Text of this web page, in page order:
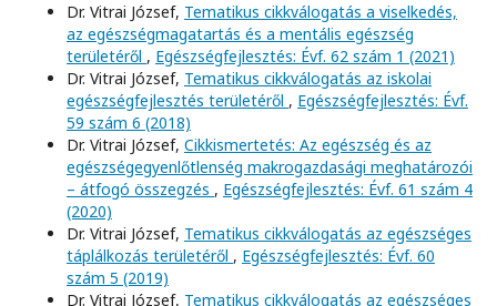
Dr. Vitrai József, Tematikus cikkválogatás a viselkedés,
az egészségmagatartás és a mentális egészség
területéről , Egészségfejlesztés: Évf. 62 szám 1 (2021)
Dr. Vitrai József, Tematikus cikkválogatás az iskolai
egészségfejlesztés területéről , Egészségfejlesztés: Évf.
59 szám 6 (2018)
Dr. Vitrai József, Cikkismertetés: Az egészség és az
egészségegyenlőtlenség makrogazdasági meghatározói
– átfogó összegzés , Egészségfejlesztés: Évf. 61 szám 4
(2020)
Dr. Vitrai József, Tematikus cikkválogatás az egészséges
táplálkozás területéről , Egészségfejlesztés: Évf. 60
szám 5 (2019)
Dr. Vitrai József, Tematikus cikkválogatás az egészséges